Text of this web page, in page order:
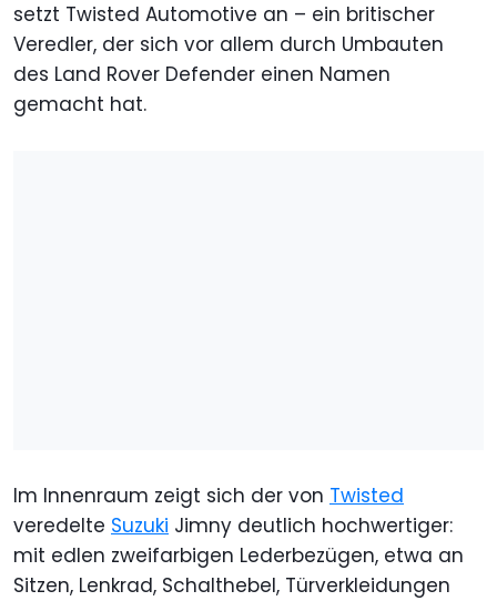
setzt Twisted Automotive an – ein britischer
Veredler, der sich vor allem durch Umbauten
des Land Rover Defender einen Namen
gemacht hat.
Im Innenraum zeigt sich der von Twisted
veredelte Suzuki Jimny deutlich hochwertiger:
mit edlen zweifarbigen Lederbezügen, etwa an
Sitzen, Lenkrad, Schalthebel, Türverkleidungen